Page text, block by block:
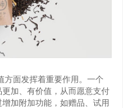
方面发挥着重要作用。一个
加、有价值，从而愿意支付
加附加功能，如赠品、试用